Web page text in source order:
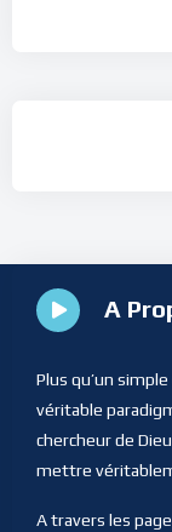
A
Plus qu’un
véritable
chercheur de
mettre
A travers les